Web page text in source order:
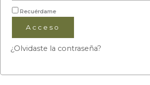
Recuérdame
Acceso
¿Olvidaste la contraseña?